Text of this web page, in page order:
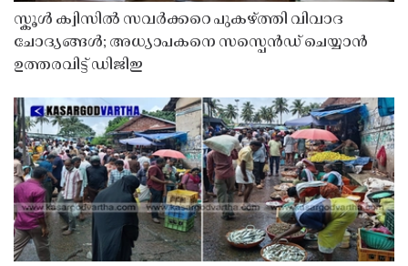
സ്കൂൾ ക്വിസിൽ സവർക്കറെ പുകഴ്ത്തി വിവാദ
ചോദ്യങ്ങൾ; അധ്യാപകനെ സസ്പെൻഡ് ചെയ്യാൻ
ഉത്തരവിട്ട് ഡിജിഇ